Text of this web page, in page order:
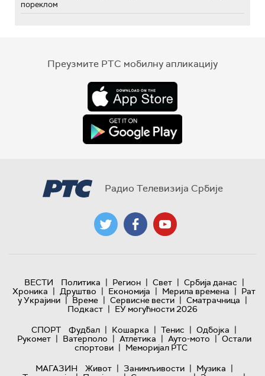
пореклом
Преузмите РТС мобилну апликацију
Радио Телевизија Србије
ВЕСТИ Политика | Регион | Свет | Србија данас |
Хроника | Друштво | Економија | Мерила времена | Рат
у Украјини | Време | Сервисне вести | Сматрачница |
Подкаст | ЕУ могућности 2026
СПОРТ
Фудбал | Кошарка | Тенис | Одбојка |
Рукомет | Ватерполо | Атлетика | Ауто-мото | Остали
спортови | Меморијал РТС
МАГАЗИН
Живот | Занимљивости | Музика |